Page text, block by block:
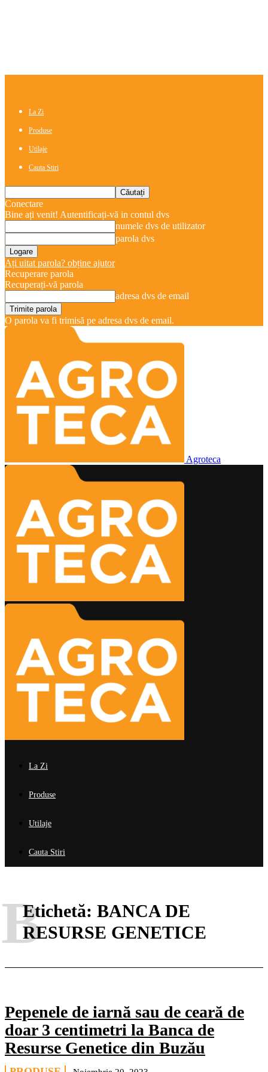
La Zi
Produse
Utilaje
Cauta Stiri
Conectare
Bine ați venit! Autentificați-vă in contul dvs
numele dvs de utilizator
parola dvs
Ați uitat parola? obține ajutor
Recuperare parola
Recuperați-vă parola
adresa dvs de email
O parola va fi trimisă pe adresa dvs de email.
Agroteca
La Zi
Produse
Utilaje
Cauta Stiri
Etichetă: BANCA DE
RESURSE GENETICE
B
Pepenele de iarnă sau de ceară de
doar 3 centimetri la Banca de
Resurse Genetice din Buzău